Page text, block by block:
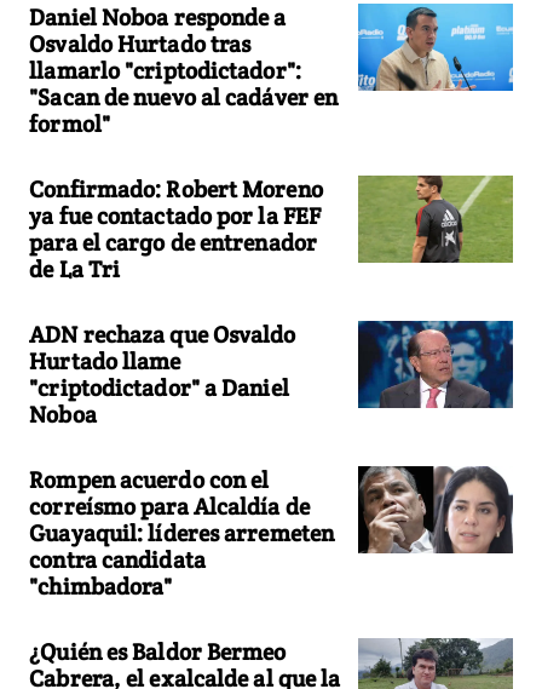
Daniel Noboa responde a
Osvaldo Hurtado tras
llamarlo "criptodictador":
"Sacan de nuevo al cadáver en
formol"
Confirmado: Robert Moreno
ya fue contactado por la FEF
para el cargo de entrenador
de La Tri
ADN rechaza que Osvaldo
Hurtado llame
"criptodictador" a Daniel
Noboa
Rompen acuerdo con el
correísmo para Alcaldía de
Guayaquil: líderes arremeten
contra candidata
"chimbadora"
¿Quién es Baldor Bermeo
Cabrera, el exalcalde al que la